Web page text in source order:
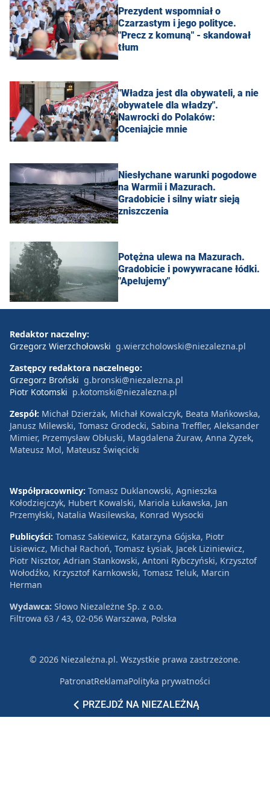
Prezydent wspomniał o
Czarzastym i jego polityce.
"Precz z komuną" - skandował
tłum
"Władza jest dla obywateli, a nie
obywatele dla władzy".
Nawrocki do Polaków:
Oceniajcie mnie
Niesłychane warunki pogodowe
na Warmii i Mazurach.
Gradobicie i silny wiatr sieją
zniszczenia
Potężna ulewa na Mazurach.
Gradobicie i powywracane łódki.
"Apelujemy"
PRZEJDŹ NA NIEZALEŻNĄ
Redaktor naczelny:
Grzegorz Wierzchołowski g.wierzcholowski@niezalezna.pl
Zastępcy redaktora naczelnego:
Grzegorz Broński g.bronski@niezalezna.pl
Piotr Kotomski p.kotomski@niezalezna.pl
Zespół: Michał Dzierżak, Michał Kowalczyk, Beata Mańkowska,
Janusz Milewski, Tomasz Grodecki, Sabina Treffler, Aleksander
Mimier, Przemysław Obłuski, Magdalena Żuraw, Anna Zyzek,
Mateusz Mol, Mateusz Święcicki
Współpracownicy: Tomasz Duklanowski, Agnieszka
Kołodziejczyk, Hubert Kowalski, Mariola Łukawska, Jan
Przemyłski, Natalia Wasilewska, Konrad Wysocki
Publicyści: Tomasz Sakiewicz, Katarzyna Gójska, Piotr
Lisiewicz, Michał Rachoń, Tomasz Łysiak, Jacek Liziniewicz,
Piotr Nisztor, Adrian Stankowski, Antoni Rybczyński, Krzysztof
Wołodźko, Krzysztof Karnkowski, Tomasz Teluk, Marcin
Herman
Wydawca: Słowo Niezależne Sp. z o.o.
Filtrowa 63 / 43, 02-056 Warszawa, Polska
© 2026 Niezależna.pl. Wszystkie prawa zastrzeżone.
PatronatReklamaPolityka prywatności